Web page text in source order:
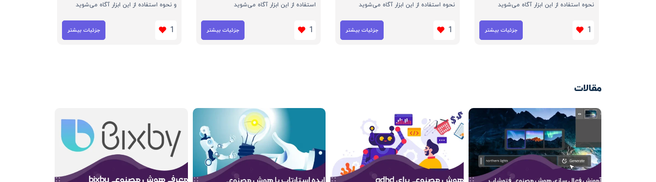
نحوه استفاده از این ابزار آگاه می‌شوید
1 جزئیات بیشتر
نحوه استفاده از این ابزار آگاه می‌شوید
1 جزئیات بیشتر
استفاده از این ابزار آگاه می‌شوید
1 جزئیات بیشتر
و نحوه استفاده از این ابزار آگاه می‌شوید
1 جزئیات بیشتر
مقالات